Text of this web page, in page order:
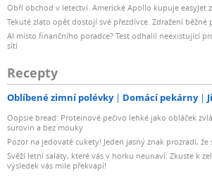
Obří obchod v letectví. Americké Apollo kupuje easyJet
Tekuté zlato opět dostojí své přezdívce. Zdražení běžné
AI místo finančního poradce? Test odhalil neexistující
sítí
Recepty
Oblíbené zimní polévky Domácí pekárny
Oopsie bread: Proteinové pečivo lehké jako obláček
surovin a bez mouky
Pozor na jedovaté cukety! Jeden jasný znak prozradí,
Svěží letní saláty, které vás v horku neunaví: Zkuste k
výsledek vás mile překvapí!